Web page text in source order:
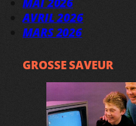
AVRIL 2026
MARS 2026
GROSSE SAVEUR